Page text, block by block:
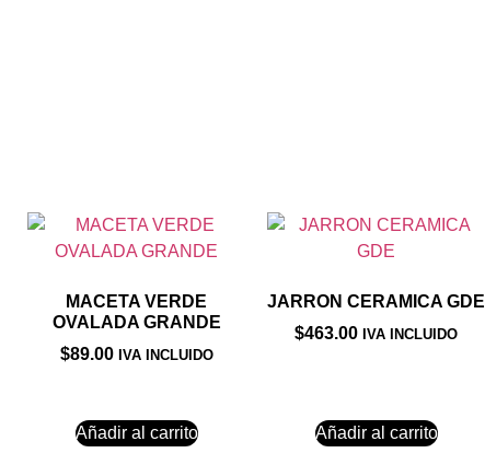
MACETA VERDE
OVALADA GRANDE
$89.00 IVA INCLUIDO
Añadir al carrito
JARRON CERAMICA GDE
$463.00 IVA INCLUIDO
Añadir al carrito